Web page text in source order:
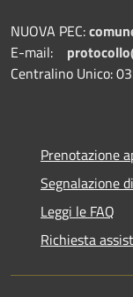
NUOVA PEC:
E-mail:
Centralino Unico:
Prenotazione
Segnalazione
Leggi le FAQ
Richiesta